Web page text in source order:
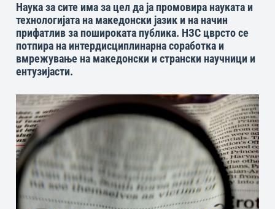
Наука за сите има за цел да ја промовира науката и
технологијата на македонски јазик и на начин
прифатлив за пошироката публика. НЗС цврсто се
потпира на интердисциплинарна соработка и
вмрежување на македонски и странски научници и
ентузијасти.